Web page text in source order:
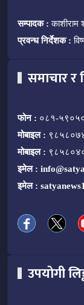
सम्पादक : काशीराम
प्रवन्ध निर्देशक :
समाचार र
फोन : ०८१-
मोबाइल :
मोबाइल :
इमेल :
इमेल :
उपयोगी